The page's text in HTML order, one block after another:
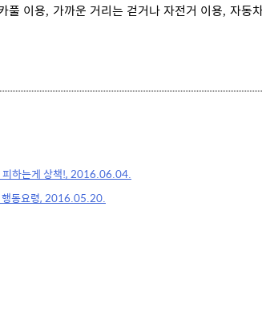
풀 이용, 가까운 거리는 걷거나 자전거 이용, 자동
피하는게 상책!, 2016.06.04.
행동요령, 2016.05.20.